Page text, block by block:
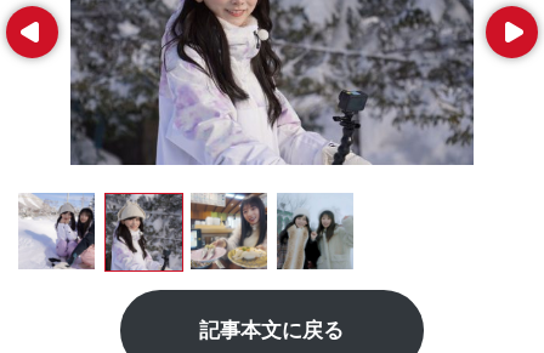
Prev Next
記事本文に戻る